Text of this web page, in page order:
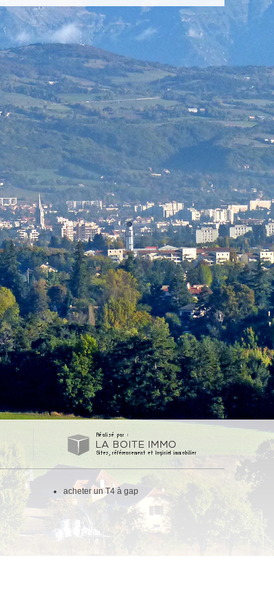
acheter un T4 à gap